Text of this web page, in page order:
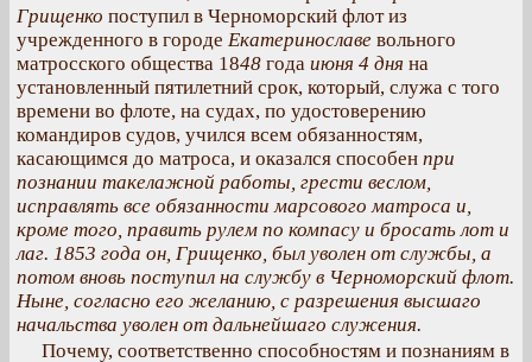
Грищенко поступил в Черноморский флот из
учрежденного в городе Екатеринославе вольного
матросского общества 1848 года июня 4 дня на
установленный пятилетний срок, который, служа с того
времени во флоте, на судах, по удостоверению
командиров судов, учился всем обязанностям,
касающимся до матроса, и оказался способен при
познании такелажной работы, грести веслом,
исправлять все обязанности марсового матроса и,
кроме того, править рулем по компасу и бросать лот и
лаг. 1853 года он, Грищенко, был уволен от службы, а
потом вновь поступил на службу в Черноморский флот.
Ныне, согласно его желанию, с разрешения высшаго
начальства уволен от дальнейшаго служения.
Почему, соответственно способностям и познаниям в